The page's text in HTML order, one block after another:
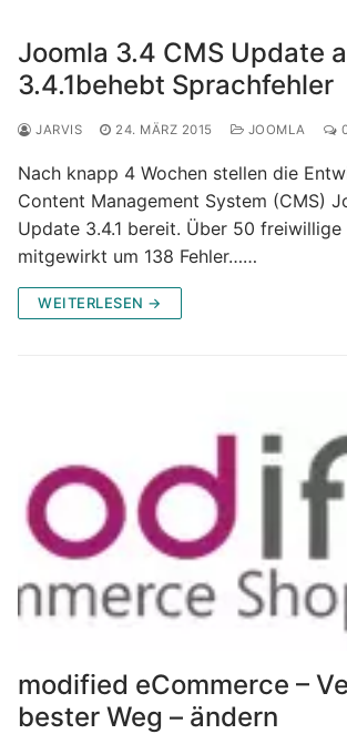
Joomla 3.4 CMS Update
3.4.1behebt Sprachfehler
JARVIS 24. MÄRZ 2015 JOOMLA
Nach knapp 4 Wochen stellen die
Content Management System (CMS)
Update 3.4.1 bereit. Über 50 freiwillige
mitgewirkt um 138 Fehler……
WEITERLESEN →
modified eCommerce –
bester Weg – ändern